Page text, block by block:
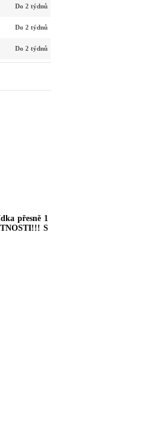
Do 2 týdnů
Do 2 týdnů
Do 2 týdnů
přesně 1
S